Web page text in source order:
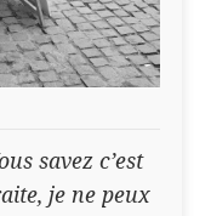
savez c’est
je ne peux